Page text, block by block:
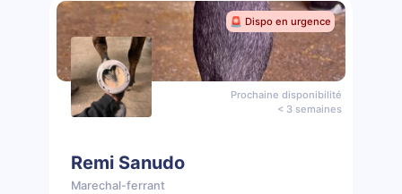
🚨 Dispo en urgence
Prochaine disponibilité
< 3 semaines
Remi Sanudo
Marechal-ferrant